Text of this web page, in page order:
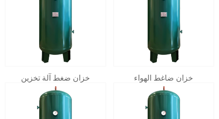
خزان ضغط آلة تخزين خزان ضاغط الهواء